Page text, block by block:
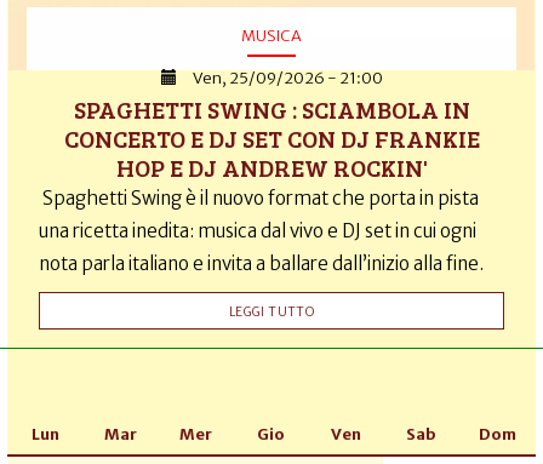
MUSICA
Ven, 25/09/2026 - 21:00
SPAGHETTI SWING : SCIAMBOLA IN
CONCERTO E DJ SET CON DJ FRANKIE
HOP E DJ ANDREW ROCKIN'
Spaghetti Swing è il nuovo format che porta in pista
una ricetta inedita: musica dal vivo e DJ set in cui ogni
nota parla italiano e invita a ballare dall’inizio alla fine.
LEGGI TUTTO
Lun Mar Mer Gio Ven Sab Dom